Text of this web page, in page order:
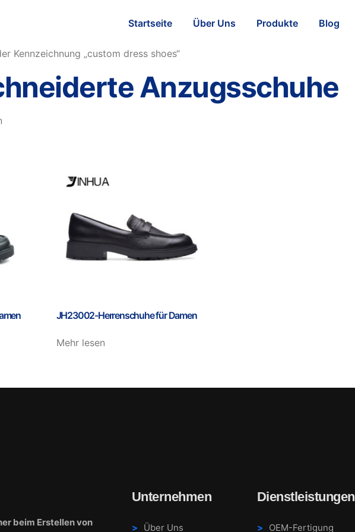
Startseite Über Uns Produkte Blog
Kennzeichnung „custom dress shoes“
Anzugsschuhe
JH23002-Herrenschuhe für Damen
Mehr lesen
beim Erstellen von
Unternehmen
Über Uns
Dienstleistungen
OEM-Fertigung